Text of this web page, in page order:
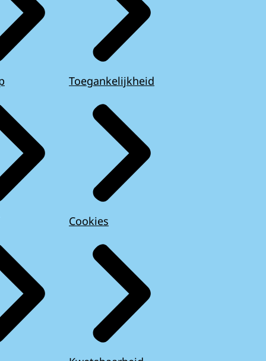
Toegankelijkheid
Cookies